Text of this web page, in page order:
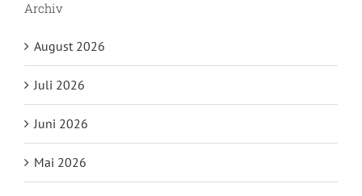
Archiv
August 2026
Juli 2026
Juni 2026
Mai 2026